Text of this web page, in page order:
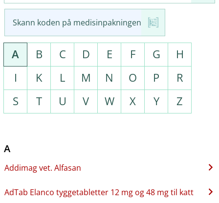
Skann koden på medisinpakningen
A B C D E F G
H
I
K L M N O P
R
S
T U V W X Y Z
A
Addimag vet. Alfasan
AdTab Elanco tyggetabletter 12 mg og 48 mg til katt